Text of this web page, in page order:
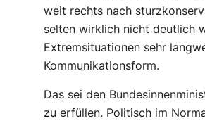
weit rechts nach
selten wirklich nicht deutlich
Extremsituationen sehr
Kommunikationsform.
Das sei den
zu erfüllen. Politisch im